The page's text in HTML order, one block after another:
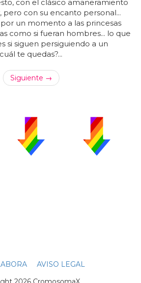
con el clásico amaneramiento
, pero con su encanto personal...
un momento a las princesas
como si fueran hombres... lo que
si siguen persiguiendo a un
te quedas?...
Siguiente →
AVISO LEGAL